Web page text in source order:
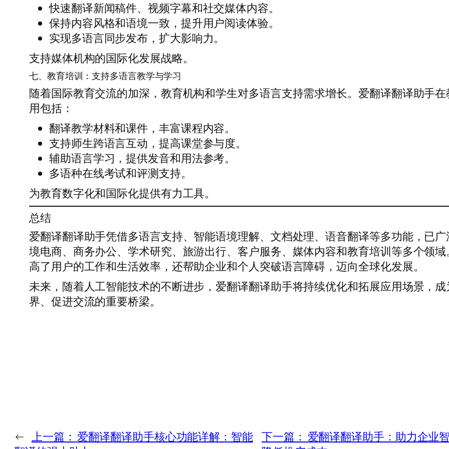
快速翻译新闻稿件、视频字幕和社交媒体内容。
保持内容风格和语境一致，提升用户阅读体验。
实现多语言同步发布，扩大影响力。
支持媒体机构的国际化发展战略。
七、教育培训：支持多语言教学与学习
随着国际教育交流的加深，教育机构和学生对多语言支持需求增长。爱翻译翻译助手
用包括：
翻译教学材料和课件，丰富课程内容。
支持师生跨语言互动，提高课堂参与度。
辅助语言学习，提供发音和用法参考。
多语种在线考试和评测支持。
为教育数字化和国际化提供有力工具。
总结
爱翻译翻译助手凭借多语言支持、智能语境理解、文档处理、语音翻译等多功能，已
境电商、商务办公、学术研究、旅游出行、客户服务、媒体内容和教育培训等多个领
高了用户的工作和生活效率，还帮助企业和个人突破语言障碍，迈向全球化发展。
未来，随着人工智能技术的不断进步，爱翻译翻译助手将持续优化和拓展应用场景，
界、促进交流的重要桥梁。
← 上一篇： 爱翻译翻译助手核心功能详解：智能 下一篇： 爱翻译翻译助手：助力企业